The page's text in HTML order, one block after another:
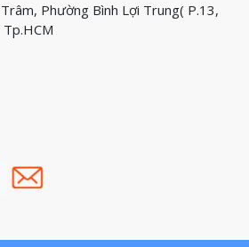
Phường Bình Lợi Trung( P.13,